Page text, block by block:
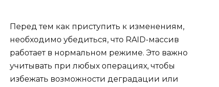
Перед тем как приступить к изменениям,
необходимо убедиться, что RAID-массив
работает в нормальном режиме. Это важно
учитывать при любых операциях, чтобы
избежать возможности деградации или